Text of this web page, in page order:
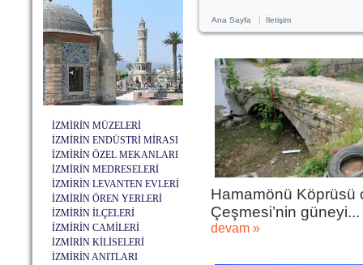
İZMİRİN MÜZELERİ
İZMİRİN ENDÜSTRİ MİRASI
İZMİRİN ÖZEL MEKANLARI
İZMİRİN MEDRESELERİ
İZMİRİN LEVANTEN EVLERİ
İZMİRİN ÖREN YERLERİ
İZMİRİN İLÇELERİ
İZMİRİN CAMİLERİ
İZMİRİN KİLİSELERİ
İZMİRİN ANITLARI
Ana Sayfa| İletişim
Hamamönü Köprüsü
Çeşmesi’nin güneyi...
devam »